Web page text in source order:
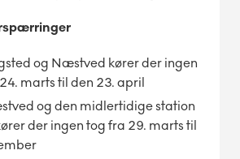
og Næstved kører der ingen
marts til den 23. april
og den midlertidige station
der ingen tog fra 29. marts til